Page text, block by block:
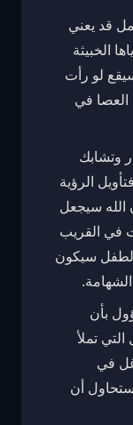
قد يعني
الخبيثة
لو رأت
في
وتشابك
الرؤية
الله سيجعل
في القريب
الطفل سيكون
بأن
تملأ
في
أن